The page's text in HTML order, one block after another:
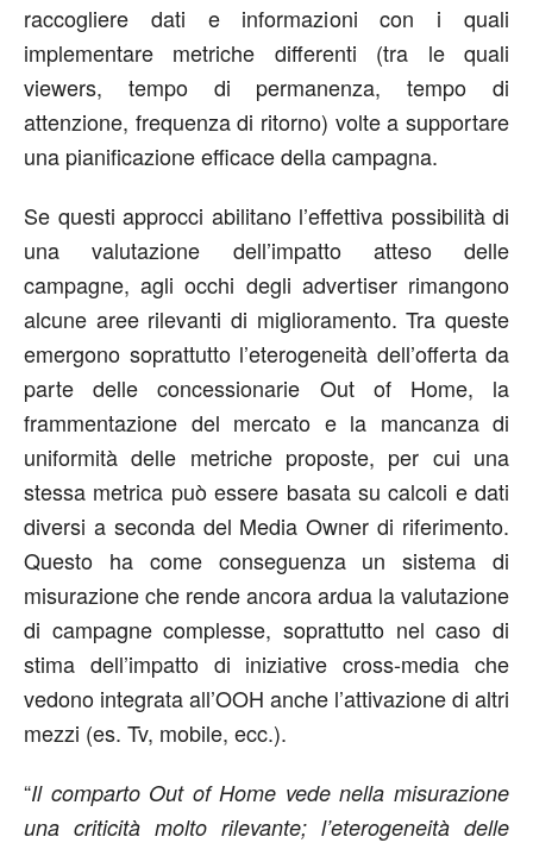
raccogliere dati e informazioni con i quali
implementare metriche differenti (tra le quali
viewers, tempo di permanenza, tempo di
attenzione, frequenza di ritorno) volte a supportare
una pianificazione efficace della campagna.
Se questi approcci abilitano l’effettiva possibilità di
una valutazione dell’impatto atteso delle
campagne, agli occhi degli advertiser rimangono
alcune aree rilevanti di miglioramento. Tra queste
emergono soprattutto l’eterogeneità dell’offerta da
parte delle concessionarie Out of Home, la
frammentazione del mercato e la mancanza di
uniformità delle metriche proposte, per cui una
stessa metrica può essere basata su calcoli e dati
diversi a seconda del Media Owner di riferimento.
Questo ha come conseguenza un sistema di
misurazione che rende ancora ardua la valutazione
di campagne complesse, soprattutto nel caso di
stima dell’impatto di iniziative cross-media che
vedono integrata all’OOH anche l’attivazione di altri
mezzi (es. Tv, mobile, ecc.).
“Il comparto Out of Home vede nella misurazione
una criticità molto rilevante; l’eterogeneità delle